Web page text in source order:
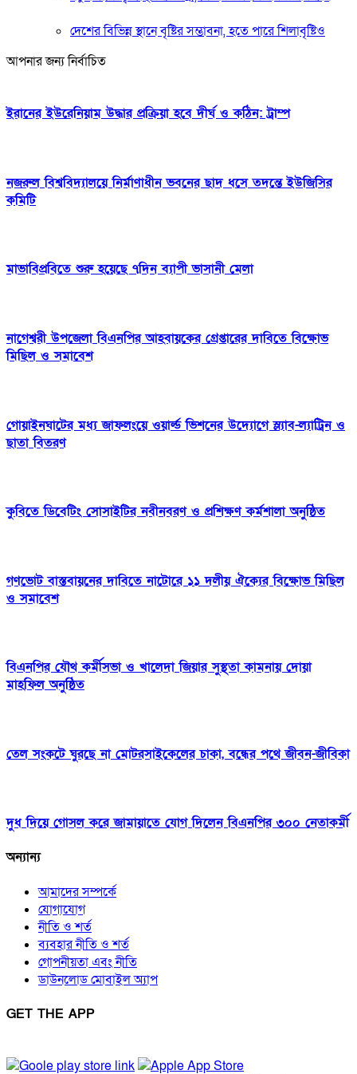
দেশের বিভিন্ন স্থানে বৃষ্টির সম্ভাবনা, হতে পারে শিলাবৃষ্টিও
আপনার জন্য নির্বাচিত
ইরানের ইউরেনিয়াম উদ্ধার প্রক্রিয়া হবে দীর্ঘ ও কঠিন: ট্রাম্প
নজরুল বিশ্ববিদ্যালয়ে নির্মাণাধীন ভবনের ছাদ ধসে তদন্তে ইউজিসির
কমিটি
মাভাবিপ্রবিতে শুরু হয়েছে ৭দিন ব্যাপী ভাসানী মেলা
নাগেশ্বরী উপজেলা বিএনপির আহবায়কের গ্রেপ্তারের দাবিতে বিক্ষোভ
মিছিল ও সমাবেশ
গোয়াইনঘাটের মধ্য জাফলংয়ে ওয়ার্ল্ড ভিশনের উদ্যোগে স্ল্যাব-ল্যাট্রিন ও
ছাতা বিতরণ
কুবিতে ডিবেটিং সোসাইটির নবীনবরণ ও প্রশিক্ষণ কর্মশালা অনুষ্ঠিত
গণভোট বাস্তবায়নের দাবিতে নাটোরে ১১ দলীয় ঐক্যের বিক্ষোভ মিছিল
ও সমাবেশ
বিএনপির যৌথ কর্মীসভা ও খালেদা জিয়ার সুস্থতা কামনায় দোয়া
মাহফিল অনুষ্ঠিত
তেল সংকটে ঘুরছে না মোটরসাইকেলের চাকা, বন্ধের পথে জীবন-জীবিকা
দুধ দিয়ে গোসল করে জামায়াতে যোগ দিলেন বিএনপির ৩০০ নেতাকর্মী
অন্যান্য
আমাদের সম্পর্কে
যোগাযোগ
নীতি ও শর্ত
ব্যবহার নীতি ও শর্ত
গোপনীয়তা এবং নীতি
ডাউনলোড মোবাইল অ্যাপ
GET THE APP